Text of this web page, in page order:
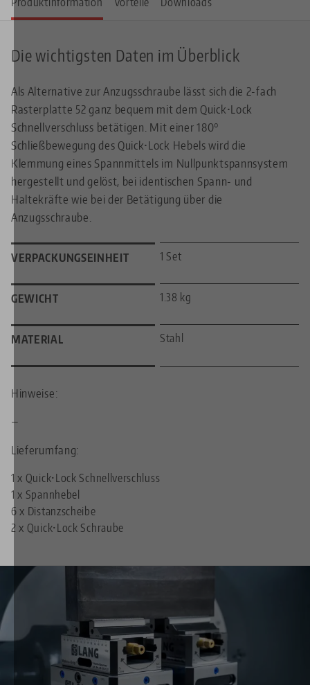
Die wichtigsten Daten im Überblick
Als Alternative zur Anzugsschraube lässt sich die 2-fach
Rasterplatte 52 ganz bequem mit dem Quick•Lock
Schnellverschluss betätigen. Mit einer 180°
Schließbewegung des Quick•Lock Hebels wird die
Klemmung eines Spannmittels im Nullpunktspannsystem
hergestellt und gelöst, bei identischen Spann- und
Haltekräfte wie bei der Betätigung über die
Anzugsschraube.
VERPACKUNGSEINHEIT 1 Set
GEWICHT 1.38 kg
MATERIAL Stahl
Hinweise:
—
Lieferumfang:
1 x Quick•Lock Schnellverschluss
1 x Spannhebel
6 x Distanzscheibe
2 x Quick•Lock Schraube